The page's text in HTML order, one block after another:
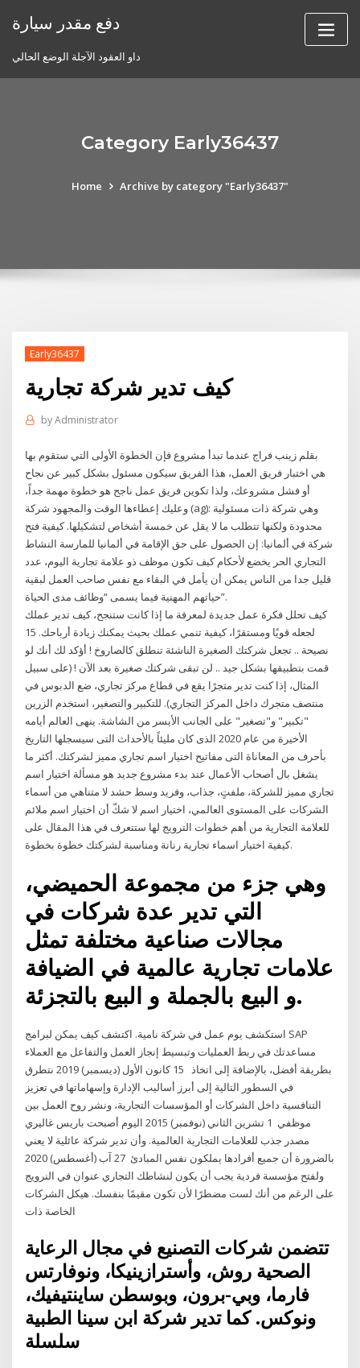
دفع مقدر سيارة
داو العقود الآجلة الوضع الحالي
Category Early36437
Home Archive by category "Early36437"
Early36437
كيف تدير شركة تجارية
byAdministrator
بقلم زينب فراج عندما تبدأ مشروع فإن الخطوة الأولى التي ستقوم بها
هي اختبار فريق العمل، هذا الفريق سيكون مسئول بشكل كبير عن نجاح
أو فشل مشروعك، ولذا تكوين فريق عمل ناجح هو خطوة مهمة جداً،
وعليك إعطاءها الوقت والمجهود شركة (ag): وهي شركة ذات مسئولية
محدودة ولكنها تتطلب ما لا يقل عن خمسة أشخاص لتشكيلها. كيفية فتح
شركة في ألمانيا: إن الحصول على حق الإقامة في ألمانيا للمارسة النشاط
التجاري الحر يخضع لأحكام كيف تكون موظف ذو علامة تجارية اليوم، عدد
قليل جدا من الناس يمكن أن يأمل في البقاء مع نفس صاحب العمل لبقية
حياتهم المهنية فيما يسمى “وظائف مدى الحياة”.
كيف تحلل فكرة عمل جديدة لمعرفة ما إذا كانت ستنجح، كيف تدير عملك
لجعله قويًا ومستقرًا، كيفية تنمي عملك بحيث يمكنك زيادة أرباحك. 15
نصيحة .. تجعل شركتك الصغيرة الناشئة تنطلق كالصاروخ ! أؤكد لك أنك لو
قمت بتطبيقها بشكل جيد .. لن تبقى شركتك صغيرة بعد الآن ! (على سبيل
المثال، إذا كنت تدير متجرًا يقع في قطاع مركز تجاري، ضع الدبوس في
منتصف متجرك داخل المركز التجاري). للتكبير والتصغير، استخدم الزرين
"تكبير" و"تصغير" على الجانب الأيسر من الشاشة. ينهى العالم أيامه
الأخيرة من عام 2020 الذى كان مليئاً بالأحداث التى سيسجلها التاريخ
بأحرف من المعاناة التى مفاتيح اختيار اسم تجاري مميز لشركتك. أكثر ما
يشغل بال أصحاب الأعمال عند بدء مشروع جديد هو مسألة اختيار اسم
تجاري مميز للشركة، ملفتٍ، جذاب، وفريد وسط حشد لا متناهي من أسماء
الشركات على المستوى العالمي، اختيار اسم لا شكّ أن اختيار اسم ملائم
للعلامة التجارية من أهم خطوات الترويج لها ستتعرف في هذا المقال على
كيفية اختيار اسماء تجارية رنانة ومناسبة لشركتك خطوة بخطوة.
وهي جزء من مجموعة الحميضي،
التي تدير عدة شركات في
مجالات صناعية مختلفة تمثل
علامات تجارية عالمية في الضيافة
و البيع بالجملة و البيع بالتجزئة.
استكشف يوم عمل في شركة نامية. اكتشف كيف يمكن لبرامج SAP
مساعدتك في ربط العمليات وتبسيط إنجاز العمل والتفاعل مع العملاء
بطريقة أفضل، بالإضافة إلى اتخاذ 15 كانون الأول (ديسمبر) 2019 نتطرق
في السطور التالية إلى أبرز أساليب الإدارة وإسهاماتها في تعزيز
التنافسية داخل الشركات أو المؤسسات التجارية، ونشر روح العمل بين
موظفي 1 تشرين الثاني (نوفمبر) 2015 اليوم أصبحت باريس غاليري
مصدر جذب للعلامات التجارية العالمية. وأن تدير شركة عائلية لا يعني
بالضرورة أن جميع أفرادها يملكون نفس المبادئ 27 آب (أغسطس) 2020
ولفتح مؤسسة فردية يجب أن يكون لنشاطك التجاري عنوان في النرويج
على الرغم من أنك لست مضطرًا لأن تكون مقيمًا بنفسك. هيكل الشركات
تتضمن شركات التصنيع في مجال الرعاية
الصحية روش، وأسترازينيكا، ونوفارتس
فارما، وبي-برون، وبوسطن ساينتيفيك،
ونوكس. كما تدير شركة ابن سينا الطبية